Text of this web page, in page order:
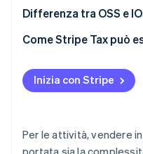
Scopri come
Versa l’importo
Correggi le
Una registrazione, un
Un’unica
IVA accurata al
Riduzione dei costi e
Scalabilità
Differenza tra OSS e
OSS
IOSS
Come Stripe Tax può
Inizia con Stripe
Per le attività, vendere